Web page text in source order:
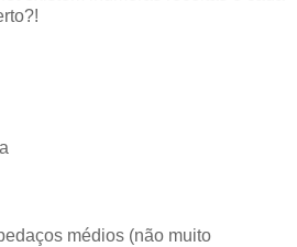
médios (não muito